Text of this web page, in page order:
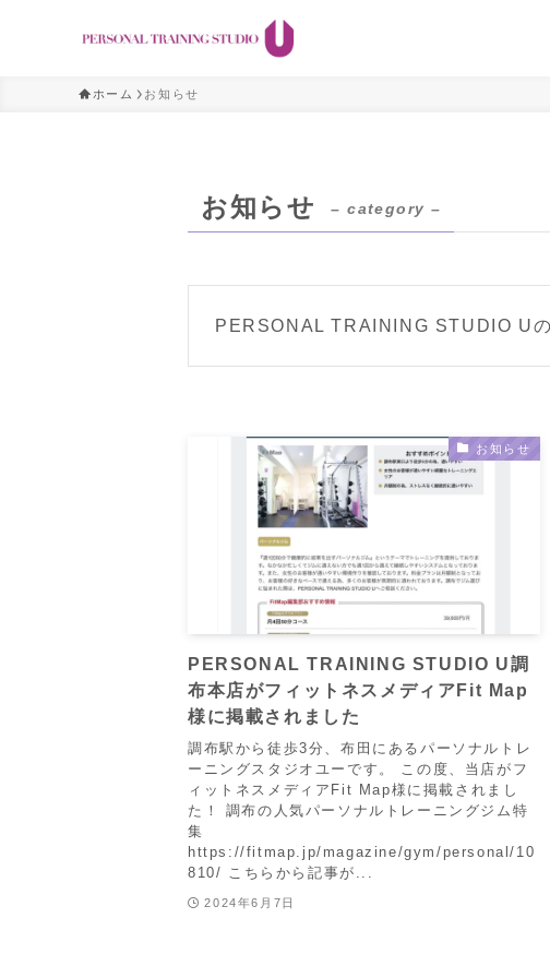
ホーム お知らせ
お知らせ – category –
PERSONAL TRAINING STUDIO Uの
お知らせ
PERSONAL TRAINING STUDIO U調
布本店がフィットネスメディアFit Map
様に掲載されました
調布駅から徒歩3分、布田にあるパーソナルトレ
ーニングスタジオユーです。 この度、当店がフ
ィットネスメディアFit Map様に掲載されまし
た！ 調布の人気パーソナルトレーニングジム特
集
https://fitmap.jp/magazine/gym/personal/10
810/ こちらから記事が...
2024年6月7日